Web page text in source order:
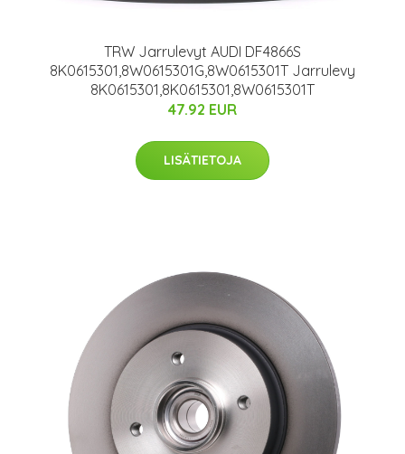
TRW Jarrulevyt AUDI DF4866S
8K0615301,8W0615301G,8W0615301T Jarrulevy
8K0615301,8K0615301,8W0615301T
47.92 EUR
LISÄTIETOJA